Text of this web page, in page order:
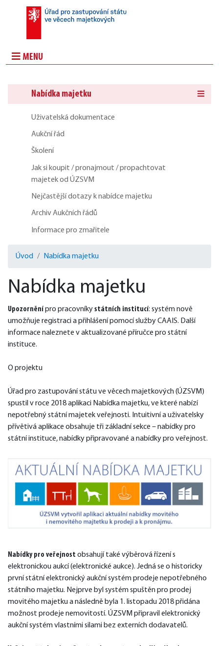
MENU
Nabídka majetku
Uživatelská dokumentace
Aukční řád
Školení
Jak si koupit / pronajmout / propachtovat
majetek od ÚZSVM
Nejčastější dotazy k nabídce majetku
Archiv Aukčních řádů
Informace pro zmařitele
Úvod Nabídka majetku
Nabídka majetku
Upozornění pro pracovníky státních institucí: systém nově
umožňuje registraci a přihlášení pomocí služby CAAIS. Další
informace naleznete v aktualizované příručce pro státní
instituce.
O projektu
Úřad pro zastupování státu ve věcech majetkových (ÚZSVM)
spustil v roce 2018 aplikaci Nabídka majetku, ve které nabízí
nepotřebný státní majetek veřejnosti. Intuitivní a uživatelsky
přívětivá aplikace obsahuje tři základní sekce – nabídky pro
státní instituce, nabídky připravované a nabídky pro veřejnost.
Nabídky pro veřejnost obsahují také výběrová řízení s
elektronickou aukcí (elektronické aukce). Jedná se o historicky
první státní elektronický aukční systém prodeje nepotřebného
státního majetku. Nejprve byl systém spuštěn pro prodej
movitého majetku a následně byla 1. listopadu 2018 přidána
možnost prodeje nemovitostí. ÚZSVM připravil elektronický
aukční systém vlastními silami bez externích dodavatelů.